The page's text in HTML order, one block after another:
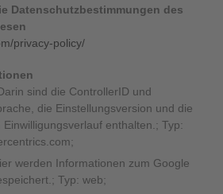
Datenschutzbestimmungen des
privacy-policy/
sind die ControllerID und
die Einstellungsversion und die
enthalten.; Typ:
werden Informationen zum Google
Typ: web;